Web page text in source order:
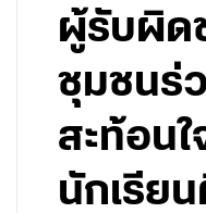
ผู้รับผิด
ชุมชนร่
สะท้อนใ
นักเรีย